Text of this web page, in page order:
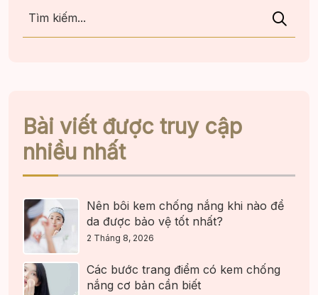
Bài viết được truy cập
nhiều nhất
Nên bôi kem chống nắng khi nào để
da được bảo vệ tốt nhất?
2 Tháng 8, 2026
Các bước trang điểm có kem chống
nắng cơ bản cần biết